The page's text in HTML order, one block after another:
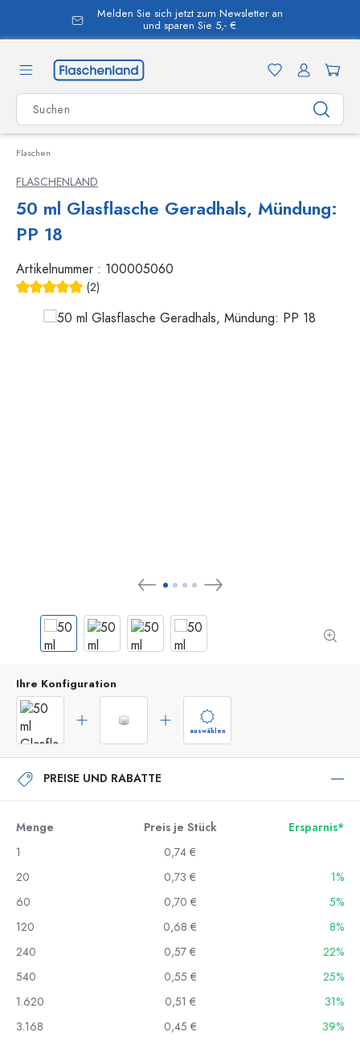
springen
Melden Sie sich jetzt zum Newsletter an
und sparen Sie 5,- €
Flaschen
FLASCHENLAND
50 ml Glasflasche Geradhals, Mündung:
PP 18
Artikelnummer : 100005060
(2)
Ihre Konfiguration
auswählen
PREISE UND RABATTE
Menge Preis je Stück
Ersparnis*
1
0,74 €
20
0,73 €
1%
60
0,70 €
5%
120
0,68 €
8%
240
0,57 €
22%
540
0,55 €
25%
1.620
0,51 €
31%
3.168
0,45 € 39%